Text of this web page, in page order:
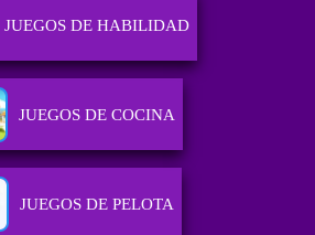
JUEGOS DE HABILIDAD
JUEGOS DE COCINA
JUEGOS DE PELOTA